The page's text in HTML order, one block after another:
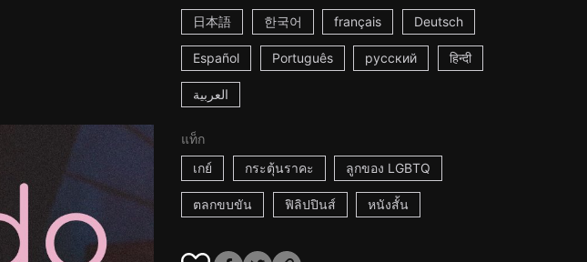
日本語 한국어 français Deutsch
Español Português русский हिन्दी
العربية
แท็ก
เกย์
กระตุ้นราคะ ลูกของ LGBTQ
ตลกขบขัน ฟิลิปปินส์ หนังสั้น